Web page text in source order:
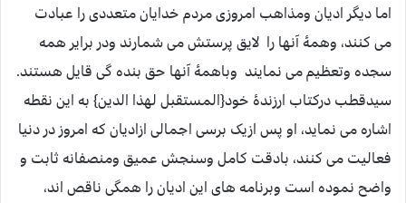
اما دیگر ادیان ومذاهب امروزی مردم خدایان متعددی را عبادت
می کنند، وهمۀ آنها را لایق پرستش می شمارند ودر برایر همه
سجده وتعظیم می نمایند وباهمۀ آنها حق بنده گی قایل هستند.
سیدقطب درکتاب ارزندۀ خود{المستقبل لهذا الدین} به این نقطه
اشاره می نماید، او پس ازیک برسی اجمالی ازادیان که امروز در دنیا
فعالیت می کنند، بادقت کامل وسنجش عمیق ومنصفانه ثابت و
واضح نموده است وبرنامه های این ادیان را همگی ناقص اند،